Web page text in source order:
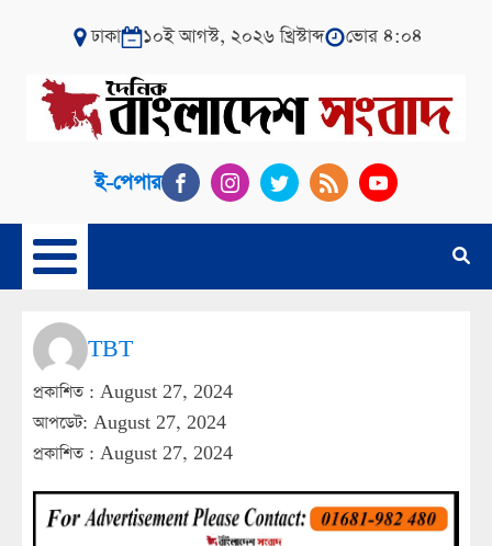
ঢাকা ১০ই আগস্ট, ২০২৬ খ্রিস্টাব্দ ভোর ৪:০৪
ই-পেপার
TBT
প্রকাশিত : August 27, 2024
আপডেট: August 27, 2024
প্রকাশিত : August 27, 2024